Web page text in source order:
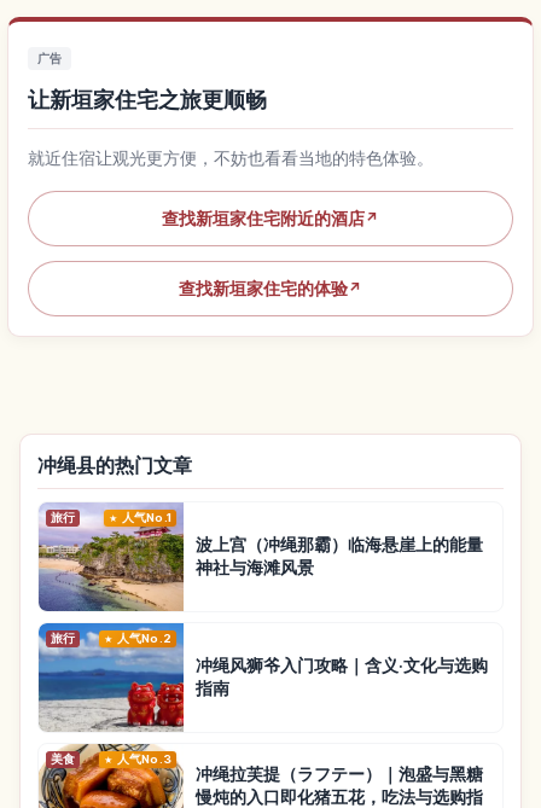
广告
让新垣家住宅之旅更顺畅
就近住宿让观光更方便，不妨也看看当地的特色体验。
查找新垣家住宅附近的酒店↗
查找新垣家住宅的体验↗
冲绳县的热门文章
旅行 人气No.1
波上宫（冲绳那霸）临海悬崖上的能量
神社与海滩风景
旅行 人气No.2
冲绳风狮爷入门攻略｜含义·文化与选购
指南
美食 人气No.3
冲绳拉芙提（ラフテー）｜泡盛与黑糖
慢炖的入口即化猪五花，吃法与选购指